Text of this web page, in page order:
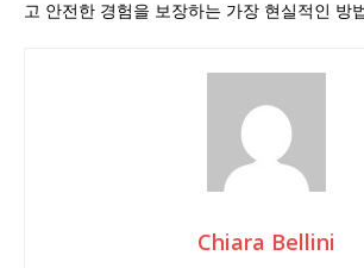
고 안전한 경험을 보장하는 가장 현실적인 방
Chiara Bellini